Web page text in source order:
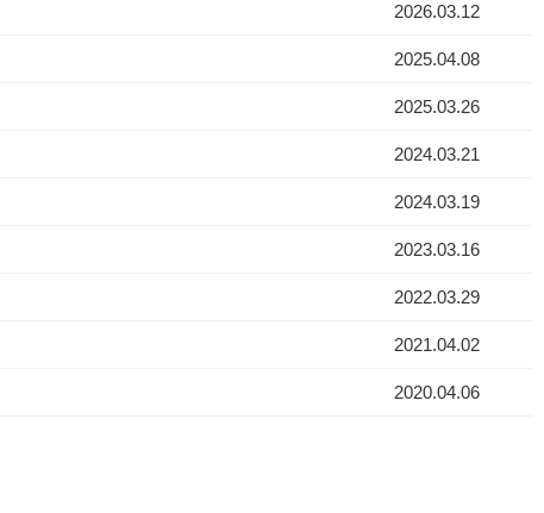
2026.03.12
2025.04.08
2025.03.26
2024.03.21
2024.03.19
2023.03.16
2022.03.29
2021.04.02
2020.04.06